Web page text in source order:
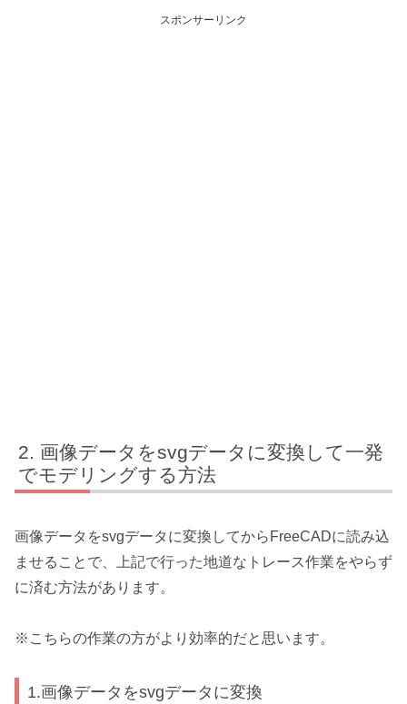
スポンサーリンク
画像データをsvgデータに変換して一発
でモデリングする方法
画像データをsvgデータに変換してからFreeCADに読み込
ませることで、上記で行った地道なトレース作業をやらず
に済む方法があります。
※こちらの作業の方がより効率的だと思います。
1.画像データをsvgデータに変換